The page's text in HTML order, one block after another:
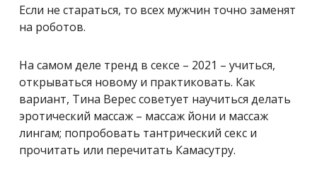
Если не стараться, то всех мужчин точно заменят
на роботов.
На самом деле тренд в сексе – 2021 – учиться,
открываться новому и практиковать. Как
вариант, Тина Верес советует научиться делать
эротический массаж – массаж йони и массаж
лингам; попробовать тантрический секс и
прочитать или перечитать Камасутру.